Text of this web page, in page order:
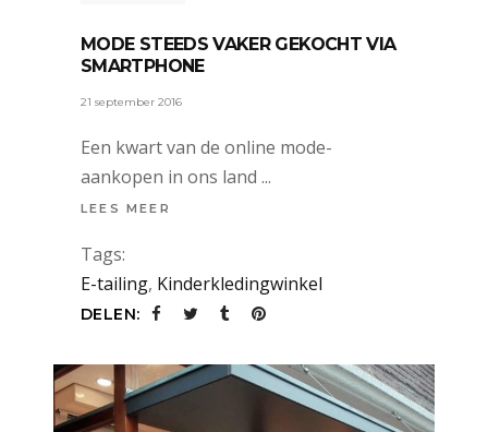
MODE STEEDS VAKER GEKOCHT VIA
SMARTPHONE
21 september 2016
Een kwart van de online mode-
aankopen in ons land
LEES MEER
Tags:
E-tailing, Kinderkledingwinkel
DELEN: